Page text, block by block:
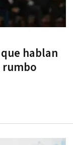
hablan
rumbo